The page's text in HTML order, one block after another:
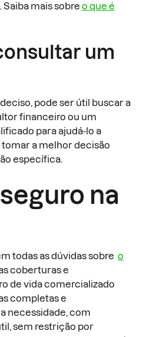
mais sobre o que é
um
pode ser útil buscar a
financeiro ou um
para ajudá-lo a
a melhor decisão
específica.
na
todas as dúvidas sobre o
coberturas e
de vida comercializado
completas e
necessidade, com
sem restrição por